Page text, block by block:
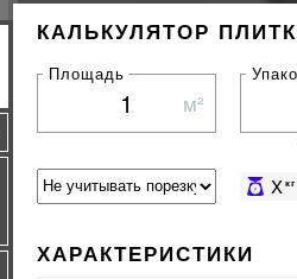
КАЛЬКУЛЯТОР
Площадь
м²
X кг
ХАРАКТЕРИСТИКИ